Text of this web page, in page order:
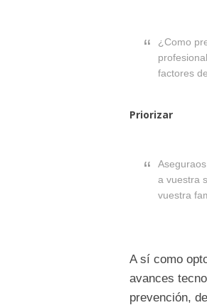
¿Como
factores
Priorizar
a vuestra
vuestra
A sí como
avances
prevención,